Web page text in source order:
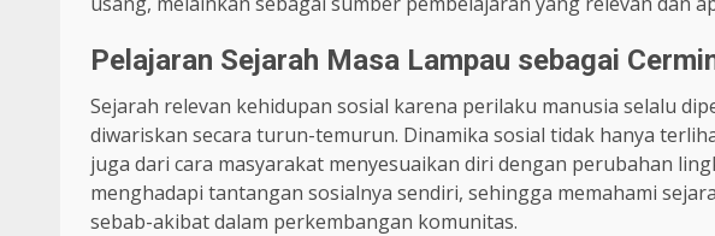
Pelajaran Sejarah Masa Lampau sebagai
Sejarah relevan kehidupan sosial karena perilaku manusia selalu
diwariskan secara turun-temurun. Dinamika sosial tidak hanya
juga dari cara masyarakat menyesuaikan diri dengan perubahan
menghadapi tantangan sosialnya sendiri, sehingga memahami
sebab-akibat dalam perkembangan komunitas.